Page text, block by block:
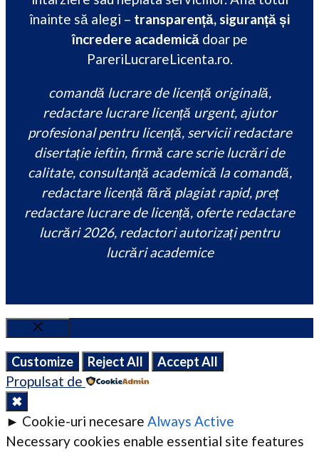
înainte să alegi – transparență, siguranță și
încredere academicădoar pe
PareriLucrareLicenta.ro.
comandă lucrare de licență originală,
redactare lucrare licență urgent, ajutor
profesional pentru licență, servicii redactare
disertație ieftin, firmă care scrie lucrări de
calitate, consultanță academică la comandă,
redactare licență fără plagiat rapid, preț
redactare lucrare de licență, oferte redactare
lucrări 2026, redactori autorizați pentru
lucrări academice
Close
Customize
Reject All Accept All
Propulsat de
✖
► Cookie-uri necesare Always Active
Necessary cookies enable essential site features